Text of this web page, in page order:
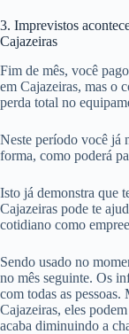
3. Imprevistos
Cajazeiras
Fim de mês, você
em Cajazeiras, mas o
perda total no
Neste período você já
forma, como poderá
Isto já demonstra que
Cajazeiras pode te
cotidiano como
Sendo usado no
no mês seguinte. Os
com todas as pessoas.
Cajazeiras, eles
acaba diminuindo a